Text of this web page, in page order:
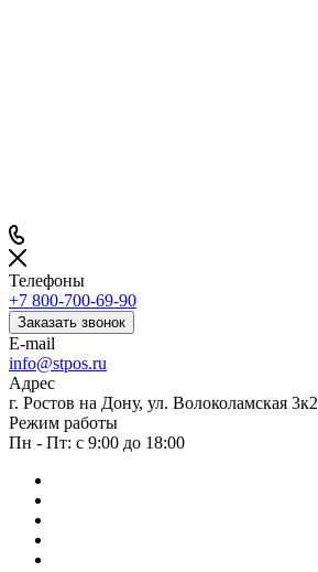
Телефоны
+7 800-700-69-90
Заказать звонок
E-mail
info@stpos.ru
Адрес
г. Ростов на Дону, ул. Волоколамская 3к2
Режим работы
Пн - Пт: с 9:00 до 18:00